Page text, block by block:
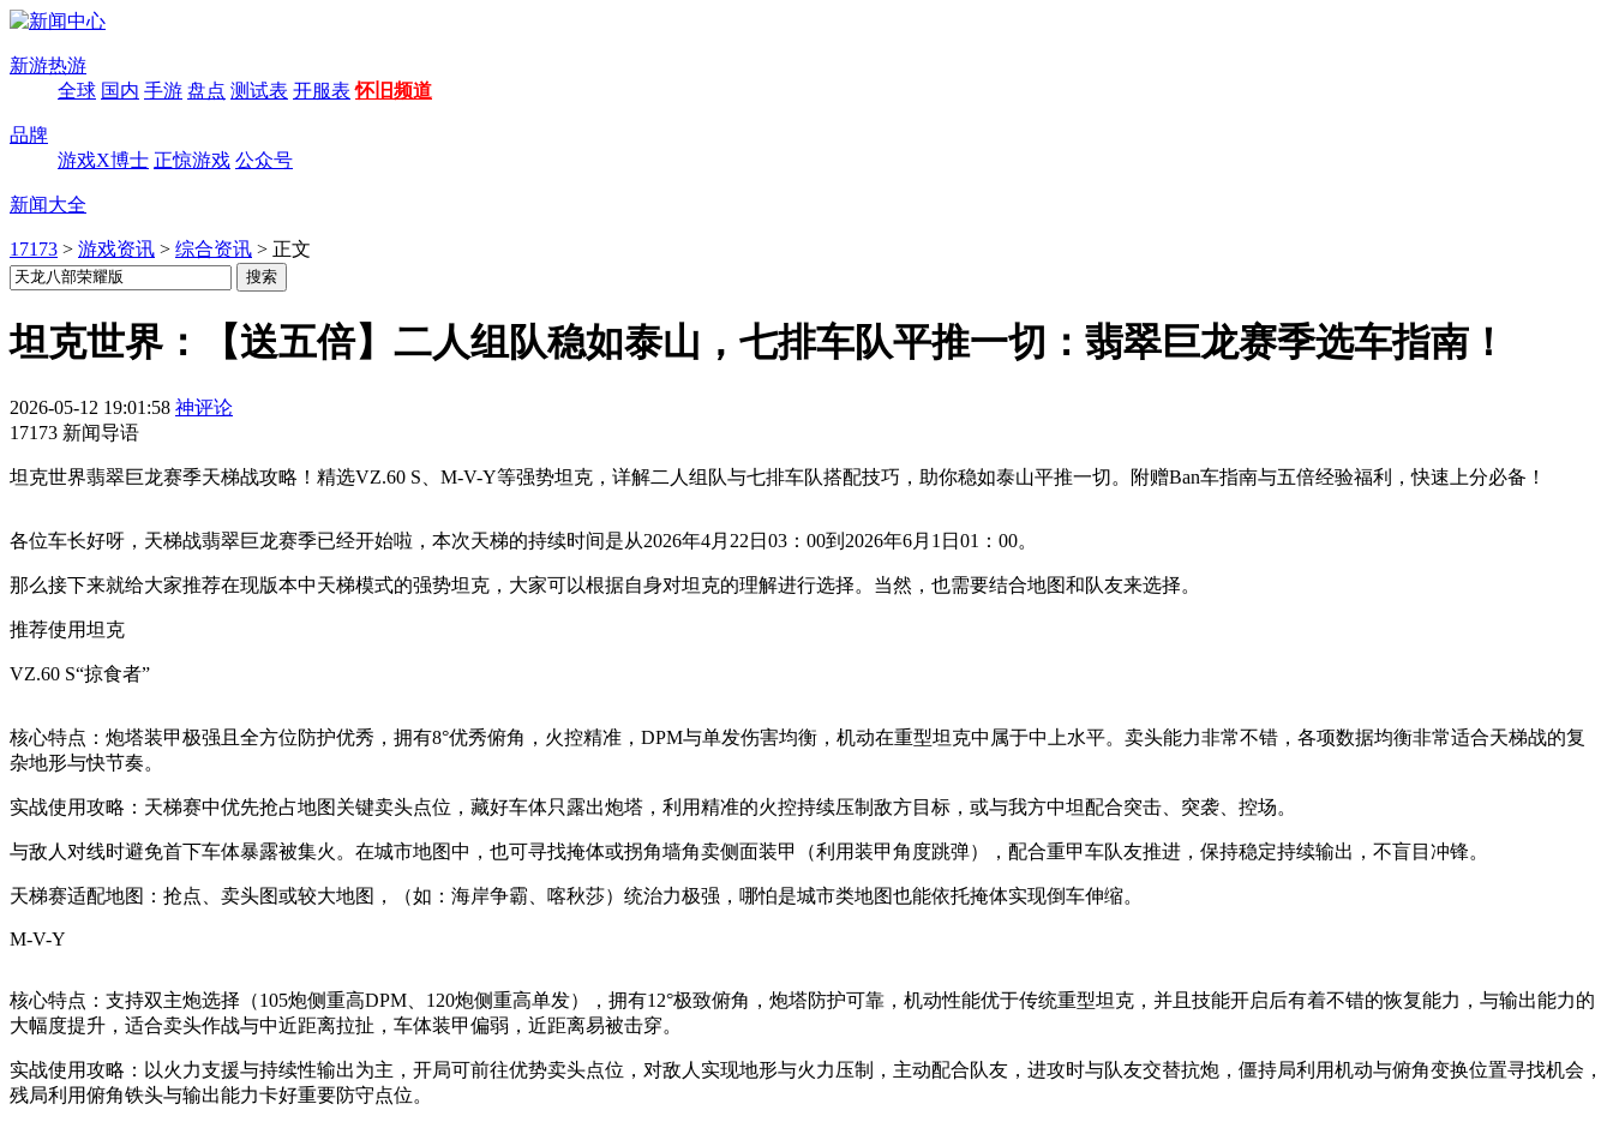
新游热游
全球 国内 手游 盘点 测试表 开服表 怀旧频道
品牌
游戏X博士 正惊游戏 公众号
新闻大全
17173 > 游戏资讯 > 综合资讯 > 正文
坦克世界：【送五倍】二人组队稳如泰山，七排车队平推一切：翡翠巨龙赛季选车指南！
2026-05-12 19:01:58 神评论
17173 新闻导语
坦克世界翡翠巨龙赛季天梯战攻略！精选VZ.60 S、M-V-Y等强势坦克，详解二人组队与七排车队搭配技巧，助你稳如泰山平推一切。附赠Ban车指南与五倍经验福利，快速上分必备！
各位车长好呀，天梯战翡翠巨龙赛季已经开始啦，本次天梯的持续时间是从2026年4月22日03：00到2026年6月1日01：00。
那么接下来就给大家推荐在现版本中天梯模式的强势坦克，大家可以根据自身对坦克的理解进行选择。当然，也需要结合地图和队友来选择。
推荐使用坦克
VZ.60 S“掠食者”
核心特点：炮塔装甲极强且全方位防护优秀，拥有8°优秀俯角，火控精准，DPM与单发伤害均衡，机动在重型坦克中属于中上水平。卖头能力非常不错，各项数据均衡非常适合天梯战的复
杂地形与快节奏。
实战使用攻略：天梯赛中优先抢占地图关键卖头点位，藏好车体只露出炮塔，利用精准的火控持续压制敌方目标，或与我方中坦配合突击、突袭、控场。
与敌人对线时避免首下车体暴露被集火。在城市地图中，也可寻找掩体或拐角墙角卖侧面装甲（利用装甲角度跳弹），配合重甲车队友推进，保持稳定持续输出，不盲目冲锋。
天梯赛适配地图：抢点、卖头图或较大地图，（如：海岸争霸、喀秋莎）统治力极强，哪怕是城市类地图也能依托掩体实现倒车伸缩。
M-V-Y
核心特点：支持双主炮选择（105炮侧重高DPM、120炮侧重高单发），拥有12°极致俯角，炮塔防护可靠，机动性能优于传统重型坦克，并且技能开启后有着不错的恢复能力，与输出能力的
大幅度提升，适合卖头作战与中近距离拉扯，车体装甲偏弱，近距离易被击穿。
实战使用攻略：以火力支援与持续性输出为主，开局可前往优势卖头点位，对敌人实现地形与火力压制，主动配合队友，进攻时与队友交替抗炮，僵持局利用机动与俯角变换位置寻找机会，
残局利用俯角铁头与输出能力卡好重要防守点位。